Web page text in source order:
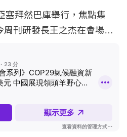
標｜永續實踐家
塞拜然巴庫舉行，焦點集
周刊研發長王之杰在會場展
收海洋塑料製成的藍白拖
吸引大量國際媒體關注。
家氣候融資需求，計劃將資
億美元，但執行可行性
分，中國以強大展館和多
上的積極性；新加坡透過